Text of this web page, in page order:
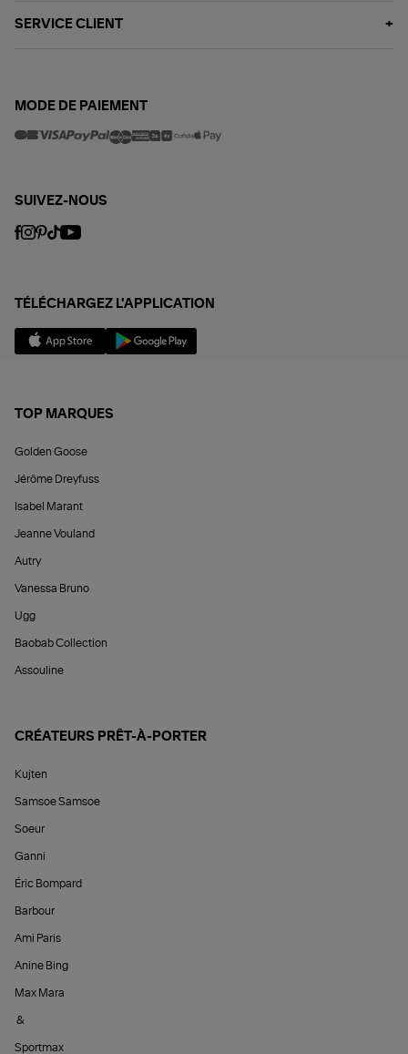
SERVICE CLIENT
MODE DE PAIEMENT
SUIVEZ-NOUS
TÉLÉCHARGEZ L'APPLICATION
TOP MARQUES
Golden Goose
Jérôme Dreyfuss
Isabel Marant
Jeanne Vouland
Autry
Vanessa Bruno
Ugg
Baobab Collection
Assouline
CRÉATEURS PRÊT-À-PORTER
Kujten
Samsoe Samsoe
Soeur
Ganni
Éric Bompard
Barbour
Ami Paris
Anine Bing
Max Mara
&
Sportmax